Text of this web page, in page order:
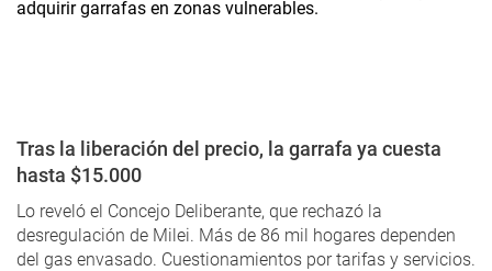
Tras la liberación del precio, la garrafa ya cuesta
hasta $15.000
Lo reveló el Concejo Deliberante, que rechazó la
desregulación de Milei. Más de 86 mil hogares dependen
del gas envasado. Cuestionamientos por tarifas y servicios.